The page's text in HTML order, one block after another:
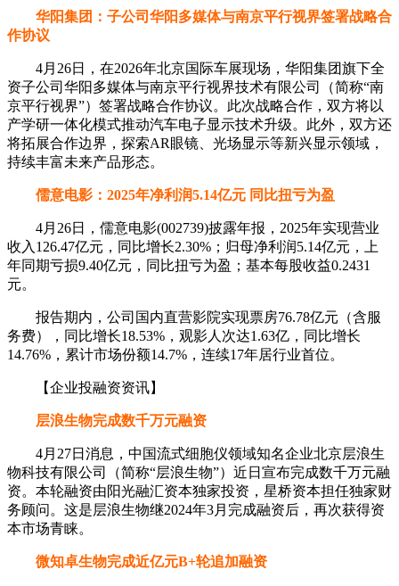
华阳集团：子公司华阳多媒体与南京平行视界签署战略合
作协议
4月26日，在2026年北京国际车展现场，华阳集团旗下全
资子公司华阳多媒体与南京平行视界技术有限公司（简称“南
京平行视界”）签署战略合作协议。此次战略合作，双方将以
产学研一体化模式推动汽车电子显示技术升级。此外，双方还
将拓展合作边界，探索AR眼镜、光场显示等新兴显示领域，
持续丰富未来产品形态。
儒意电影：2025年净利润5.14亿元 同比扭亏为盈
4月26日，儒意电影(002739)披露年报，2025年实现营业
收入126.47亿元，同比增长2.30%；归母净利润5.14亿元，上
年同期亏损9.40亿元，同比扭亏为盈；基本每股收益0.2431
元。
报告期内，公司国内直营影院实现票房76.78亿元（含服
务费），同比增长18.53%，观影人次达1.63亿，同比增长
14.76%，累计市场份额14.7%，连续17年居行业首位。
【企业投融资资讯】
层浪生物完成数千万元融资
4月27日消息，中国流式细胞仪领域知名企业北京层浪生
物科技有限公司（简称“层浪生物”）近日宣布完成数千万元融
资。本轮融资由阳光融汇资本独家投资，星桥资本担任独家财
务顾问。这是层浪生物继2024年3月完成融资后，再次获得资
本市场青睐。
微知卓生物完成近亿元B+轮追加融资